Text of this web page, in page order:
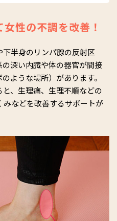
楽しむためのライフスタイル
すぐやせっ！」（学研）、ほ
り多くの方に自分自身で不調
いから、公式LINEやオンライ
「足読み法」や「養生法」を
ェルネスの最新情報、足相や
解説中です。ぜひご覧くださ
性の不調を改善！
半身のリンパ腺の反射区
の深い内臓や体の器官が間接
ような場所）があります。
、生理痛、生理不順などの
などを改善するサポートが